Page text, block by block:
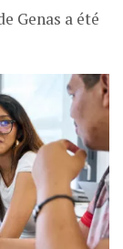
Genas a été